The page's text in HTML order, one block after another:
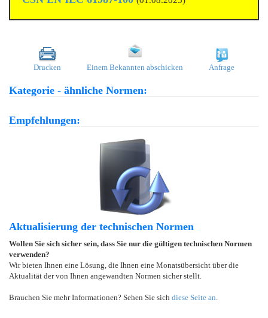
Drucken Einem Bekannten abschicken Anfrage
Kategorie - ähnliche Normen:
Empfehlungen:
Aktualisierung der technischen Normen
Wollen Sie sich sicher sein, dass Sie nur die gültigen technischen Normen
verwenden?
Wir bieten Ihnen eine Lösung, die Ihnen eine Monatsübersicht über die
Aktualität der von Ihnen angewandten Normen sicher stellt.
Brauchen Sie mehr Informationen? Sehen Sie sich diese Seite an